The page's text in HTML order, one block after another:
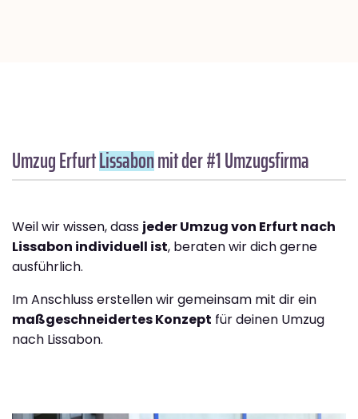
Umzug ErfurtLissabonmit der #1 Umzugsfirma
Weil wir wissen, dass jeder Umzug von Erfurt nach
Lissabon individuell ist, beraten wir dich gerne
ausführlich.
Im Anschluss erstellen wir gemeinsam mit dir ein
maßgeschneidertes Konzept für deinen Umzug
nach Lissabon.